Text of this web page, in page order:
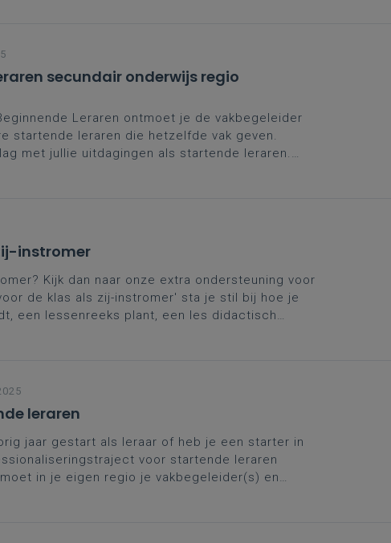
secundair onderwijs regio
Leraren ontmoet je de vakbegeleider
startende leraren die hetzelfde vak geven.
met jullie uitdagingen als startende leraren.
instromer
Kijk dan naar onze extra ondersteuning voor
de klas als zij-instromer' sta je stil bij hoe je
een lessenreeks plant, een les didactisch
leraren
jaar gestart als leraar of heb je een starter in
voor startende leraren
in je eigen regio je vakbegeleider(s) en